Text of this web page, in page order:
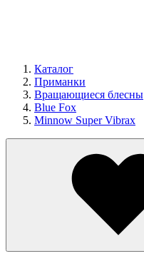
Каталог
Приманки
Вращающиеся блесны
Blue Fox
Minnow Super Vibrax